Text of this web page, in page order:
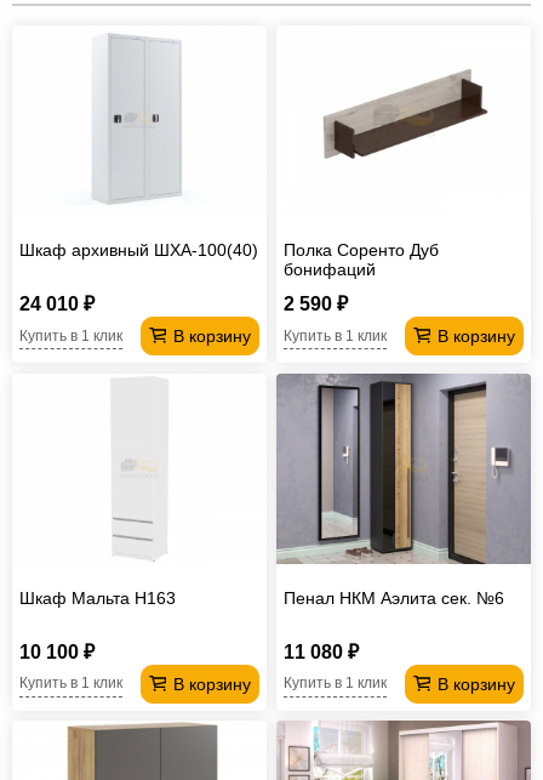
Шкаф архивный ШХА-100(40)
24 010 ₽
В корзину
Купить в 1 клик
Полка Соренто Дуб
бонифаций
2 590 ₽
В корзину
Купить в 1 клик
Шкаф Мальта H163
10 100 ₽
В корзину
Купить в 1 клик
Пенал НКМ Аэлита сек. №6
11 080 ₽
В корзину
Купить в 1 клик